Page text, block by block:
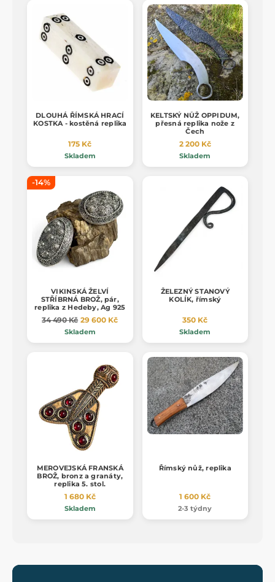
DLOUHÁ ŘÍMSKÁ HRACÍ
KOSTKA - kostěná replika
175 Kč
Skladem
KELTSKÝ NŮŽ OPPIDUM,
přesná replika nože z
Čech
2 200 Kč
Skladem
-14%
VIKINSKÁ ŽELVÍ
STŘÍBRNÁ BROŽ, pár,
replika z Hedeby, Ag 925
34 490 Kč 29 600 Kč
Skladem
ŽELEZNÝ STANOVÝ
KOLÍK, římský
350 Kč
Skladem
MEROVEJSKÁ FRANSKÁ
BROŽ, bronz a granáty,
replika 5. stol.
1 680 Kč
Skladem
Římský nůž, replika
1 600 Kč
2-3 týdny